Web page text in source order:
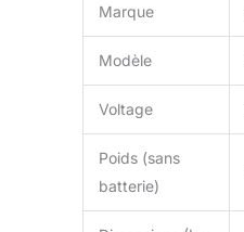
Marque
Modèle
Voltage
Poids (sans
batterie)